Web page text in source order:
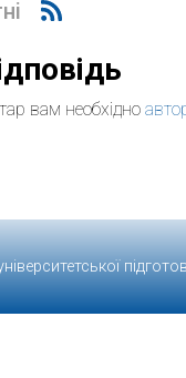
вам необхідно